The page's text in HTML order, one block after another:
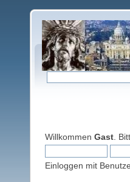
Willkommen Gast .
Einloggen mit